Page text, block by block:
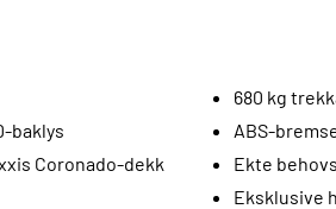
baklys
Coronado-dekk
680 kg
ABS-
Ekte
Eksklusive